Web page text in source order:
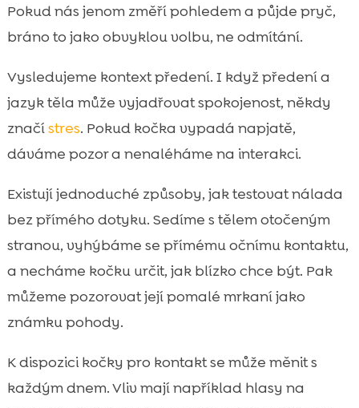
Pokud nás jenom změří pohledem a půjde pryč,
bráno to jako obvyklou volbu, ne odmítání.
Vysledujeme kontext předení. I když předení a
jazyk těla může vyjadřovat spokojenost, někdy
značístres. Pokud kočka vypadá napjatě,
dáváme pozor a nenaléháme na interakci.
Existují jednoduché způsoby, jak testovat nálada
bez přímého dotyku. Sedíme s tělem otočeným
stranou, vyhýbáme se přímému očnímu kontaktu,
a necháme kočku určit, jak blízko chce být. Pak
můžeme pozorovat její pomalé mrkaní jako
známku pohody.
K dispozici kočky pro kontakt se může měnit s
každým dnem. Vliv mají například hlasy na